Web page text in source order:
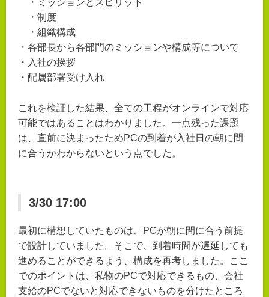
・ミッションとスピリット
・制度
・組織構成
・各部長から各部門のミッションや構成等について
・入社の挨拶
・配属部署受け入れ
これを検証した結果、全ての工程がオンラインで対応
可能ではあることはわかりました。一点残った課題
は、直前に決まったためPCの到着が入社日の朝に間
に合うかわからないという点でした。
3/30 17:00
最初に構想していたものは、PCが朝に間に合う前提
で設計していました。そこで、到着時間が遅延しても
進めることができるよう、構成を再考しました。ここ
でのポイントは、私物のPCで対応できるもの、会社
支給のPCでないと対応できないものを分けたところ